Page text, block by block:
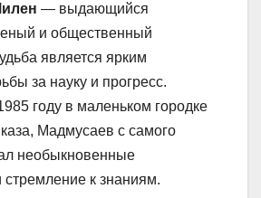
— выдающийся
и общественный
является ярким
за науку и прогресс.
году в маленьком городке
Мадмусаев с самого
необыкновенные
стремление к знаниям.